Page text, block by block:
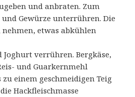
und anbraten. Zum
und Gewürze unterrühren. Die
nehmen, etwas abkühlen
Joghurt verrühren. Bergkäse,
und Guarkernmehl
einem geschmeidigen Teig
Hackfleischmasse